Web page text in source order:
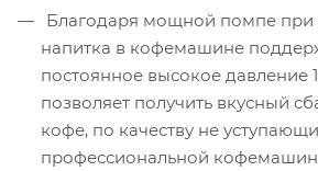
Благодаря мощной помпе при
напитка в кофемашине
постоянное высокое давление
позволяет получить вкусный
кофе, по качеству не
профессиональной